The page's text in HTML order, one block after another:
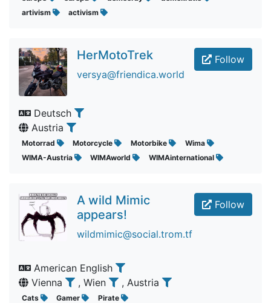
artivism
activism
Follow
HerMotoTrek
versya@friendica.world
Deutsch
Austria
Motorrad Motorcycle Motorbike
Wima
WIMA-Austria
WIMAworld WIMAinternational
Follow
A wild Mimic
appears!
wildmimic@social.trom.tf
American English
Vienna
, Wien , Austria
Cats Gamer Pirate